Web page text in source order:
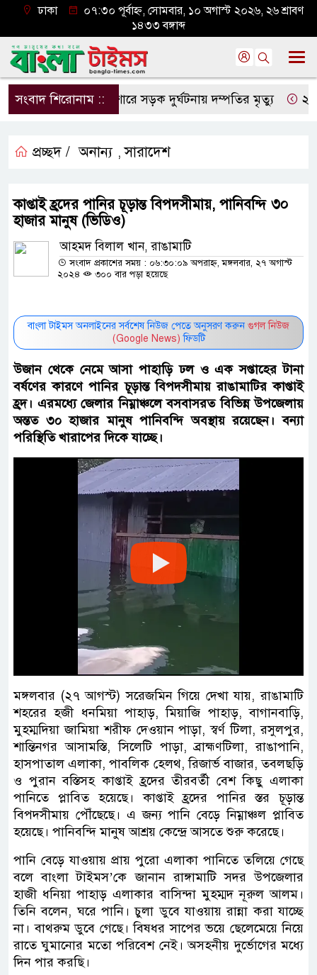
ঢাকা
০৭:৩০ পূর্বাহ্ন, সোমবার, ১০ অগাস্ট ২০২৬, ২৬ শ্রাবণ
১৪৩৩ বঙ্গাব্দ
সংবাদ শিরোনাম ::যশোরে সড়ক দুর্ঘটনায় দম্পতির মৃত্যু ২৯ বছর
প্রচ্ছদ / অনান্য ,সারাদেশ
কাপ্তাই হ্রদের পানির চূড়ান্ত বিপদসীমায়, পানিবন্দি ৩০
হাজার মানুষ (ভিডিও)
আহমদ বিলাল খান, রাঙামাটি
সংবাদ প্রকাশের সময় : ০৬:৩০:০৯ অপরাহ্ন, মঙ্গলবার, ২৭ অগাস্ট
২০২৪
৩০০ বার পড়া হয়েছে
বাংলা টাইমস অনলাইনের সর্বশেষ নিউজ পেতে অনুসরণ করুন গুগল নিউজ
(Google News) ফিডটি
উজান থেকে নেমে আসা পাহাড়ি ঢল ও এক সপ্তাহের টানা
বর্ষণের কারণে পানির চূড়ান্ত বিপদসীমায় রাঙামাটির কাপ্তাই
হ্রদ। এরমধ্যে জেলার নিম্নাঞ্চলে বসবাসরত বিভিন্ন উপজেলায়
অন্তত ৩০ হাজার মানুষ পানিবন্দি অবস্থায় রয়েছেন। বন্যা
পরিস্থিতি খারাপের দিকে যাচ্ছে।
মঙ্গলবার (২৭ আগস্ট) সরেজমিন গিয়ে দেখা যায়, রাঙামাটি
শহরের হজী ধনমিয়া পাহাড়, মিয়াজি পাহাড়, বাগানবাড়ি,
মুহম্মদিয়া জামিয়া শরীফ দেওয়ান পাড়া, স্বর্ণ টিলা, রসুলপুর,
শান্তিনগর আসামস্তি, সিলেটি পাড়া, ব্রাহ্মণটিলা, রাঙাপানি,
হাসপাতাল এলাকা, পাবলিক হেলথ, রিজার্ভ বাজার, তবলছড়ি
ও পুরান বস্তিসহ কাপ্তাই হ্রদের তীরবর্তী বেশ কিছু এলাকা
পানিতে প্লাবিত হয়েছে। কাপ্তাই হ্রদের পানির স্তর চূড়ান্ত
বিপদসীমায় পৌঁছেছে। এ জন্য পানি বেড়ে নিম্নাঞ্চল প্লাবিত
হয়েছে। পানিবন্দি মানুষ আশ্রয় কেন্দ্রে আসতে শুরু করেছে।
পানি বেড়ে যাওয়ায় প্রায় পুরো এলাকা পানিতে তলিয়ে গেছে
বলে বাংলা টাইমস’কে জানান রাঙ্গামাটি সদর উপজেলার
হাজী ধনিয়া পাহাড় এলাকার বাসিন্দা মুহম্মদ নূরুল আলম।
তিনি বলেন, ঘরে পানি। চুলা ডুবে যাওয়ায় রান্না করা যাচ্ছে
না। বাথরুম ডুবে গেছে। বিষধর সাপের ভয়ে ছেলেমেয়ে নিয়ে
রাতে ঘুমানোর মতো পরিবেশ নেই। অসহনীয় দুর্ভোগের মধ্যে
দিন পার করছি।